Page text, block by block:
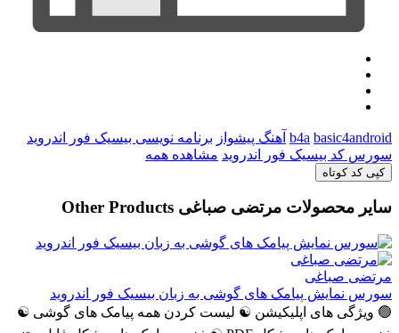
b4a basic4android آهنگ پیشواز برنامه نویسی بیسیک فور اندروید
سورس کد بیسیک فور اندروید مشاهده همه
کپی کد کوتاه
سایر محصولات مرتضی صباغی Other Products
مرتضی صباغی
سورس نمایش پیامک های گوشی به زبان بیسیک فور اندروید
🟢 ویژگی های اپلیکیشن ☯️ لیست کردن همه پیامک های گوشی ☯️